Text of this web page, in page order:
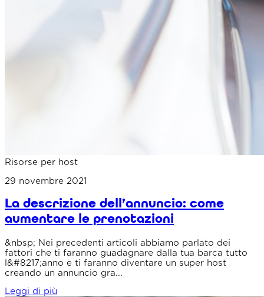
Risorse per host
29 novembre 2021
La descrizione dell’annuncio: come
aumentare le prenotazioni
&nbsp; Nei precedenti articoli abbiamo parlato dei
fattori che ti faranno guadagnare dalla tua barca tutto
l&#8217;anno e ti faranno diventare un super host
creando un annuncio gra...
Leggi di più